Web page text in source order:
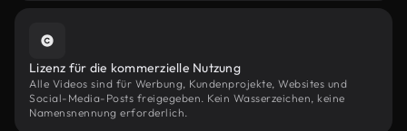
Lizenz für die kommerzielle Nutzung
Alle Videos sind für Werbung, Kundenprojekte, Websites und
Social-Media-Posts freigegeben. Kein Wasserzeichen, keine
Namensnennung erforderlich.